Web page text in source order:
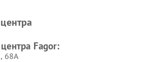
Fagor:
68А